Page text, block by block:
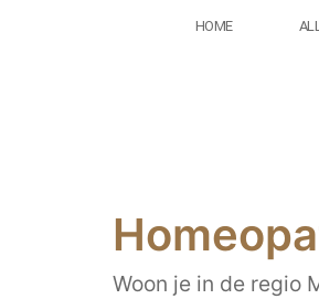
HOME
Woon je in de regio